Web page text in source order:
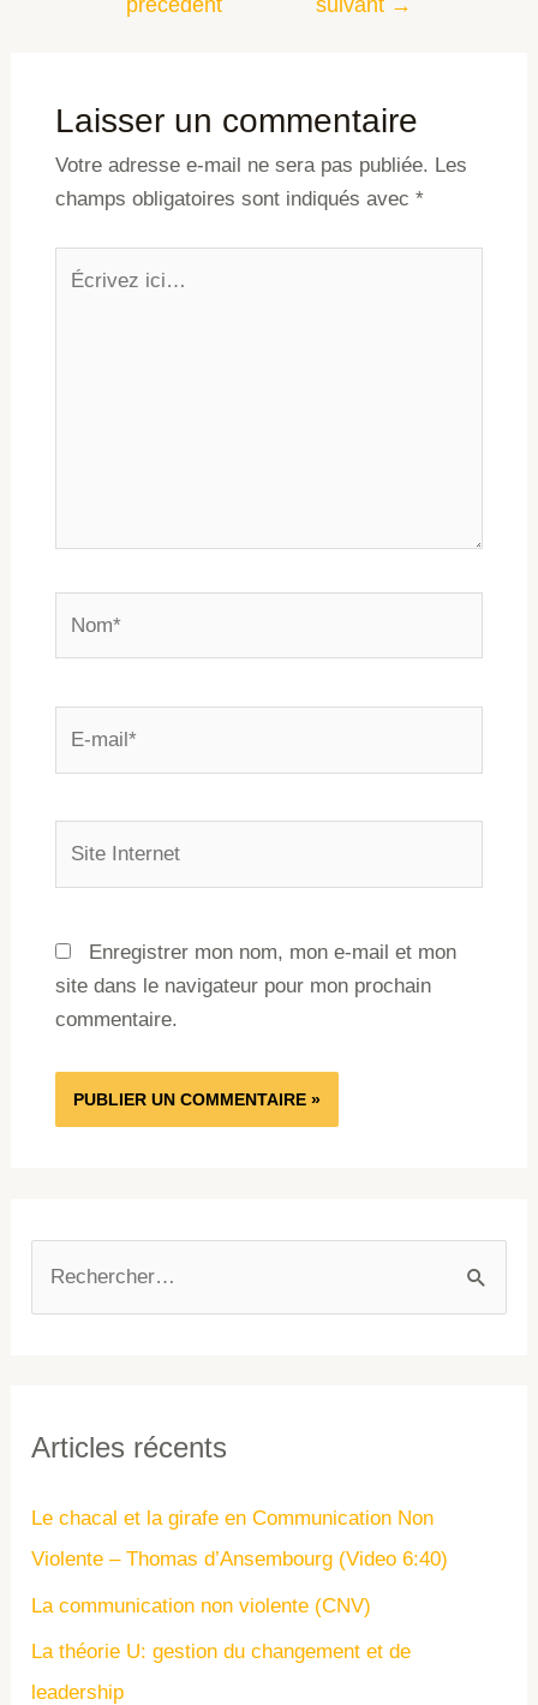
Laisser un commentaire
Votre adresse e-mail ne sera pas publiée. Les
champs obligatoires sont indiqués avec *
Enregistrer mon nom, mon e-mail et mon
site dans le navigateur pour mon prochain
commentaire.
Articles récents
Le chacal et la girafe en Communication Non
Violente – Thomas d’Ansembourg (Video 6:40)
La communication non violente (CNV)
La théorie U: gestion du changement et de
leadership